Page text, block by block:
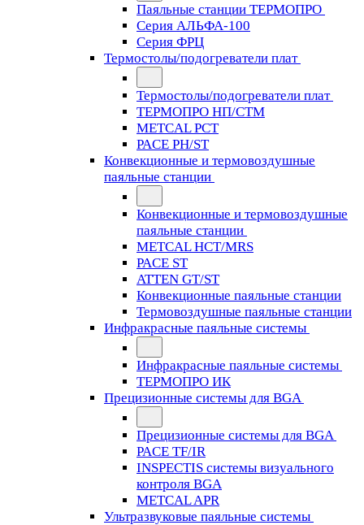
Паяльные станции ТЕРМОПРО
Серия АЛЬФА-100
Серия ФРЦ
Термостолы/подогреватели плат
Термостолы/подогреватели плат
ТЕРМОПРО НП/СТМ
METCAL PCT
PACE PH/ST
Конвекционные и термовоздушные
паяльные станции
Конвекционные и термовоздушные
паяльные станции
METCAL HCT/MRS
PACE ST
ATTEN GT/ST
Конвекционные паяльные станции
Термовоздушные паяльные станции
Инфракрасные паяльные системы
Инфракрасные паяльные системы
ТЕРМОПРО ИК
Прецизионные системы для BGA
Прецизионные системы для BGA
PACE TF/IR
INSPECTIS системы визуального
контроля BGA
METCAL APR
Ультразвуковые паяльные системы